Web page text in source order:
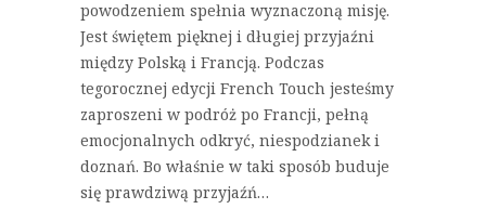
powodzeniem spełnia wyznaczoną misję.
Jest świętem pięknej i długiej przyjaźni
między Polską i Francją. Podczas
tegorocznej edycji French Touch jesteśmy
zaproszeni w podróż po Francji, pełną
emocjonalnych odkryć, niespodzianek i
doznań. Bo właśnie w taki sposób buduje
się prawdziwą przyjaźń…